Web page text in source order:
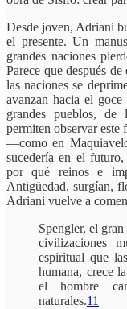
Desde joven, Adriani
el presente. Un
grandes naciones
Parece que después
las naciones se
avanzan hacia el
grandes pueblos,
permiten observar este
—como en
sucedería en el
por qué reinos e
Antigüedad, surgían,
Adriani vuelve a
Spengler, el
civilizaciones
espiritual que
humana, crece
el hombre
naturales.11